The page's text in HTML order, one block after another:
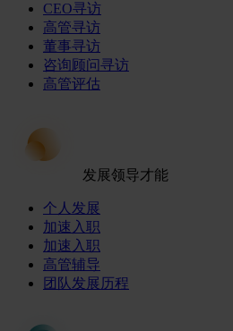
CEO寻访
高管寻访
董事寻访
咨询顾问寻访
高管评估
发展领导才能
个人发展
加速入职
加速入职
高管辅导
团队发展历程